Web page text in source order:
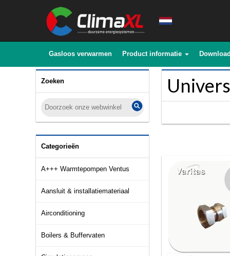
Gasloos verwarmen Product informatie
Zoeken
Categorieën
A+++ Warmtepompen Ventus
Aansluit & installatiemateriaal
Airconditioning
Boilers & Buffervaten